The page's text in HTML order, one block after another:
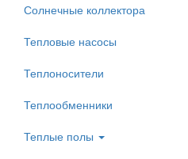
Солнечные коллектора
Тепловые насосы
Теплоносители
Теплообменники
Теплые полы